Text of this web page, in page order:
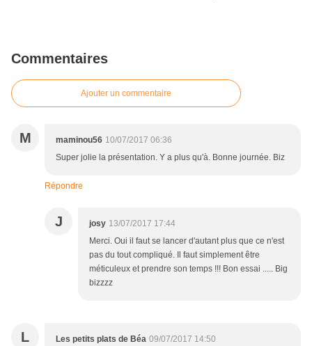
Commentaires
Ajouter un commentaire
M maminou56 10/07/2017 06:36
Super jolie la présentation. Y a plus qu'à. Bonne journée. Biz
Répondre
J josy 13/07/2017 17:44
Merci. Oui il faut se lancer d'autant plus que ce n'est
pas du tout compliqué. Il faut simplement être
méticuleux et prendre son temps !!! Bon essai ..... Big
bizzzz
L Les petits plats de Béa 09/07/2017 14:50